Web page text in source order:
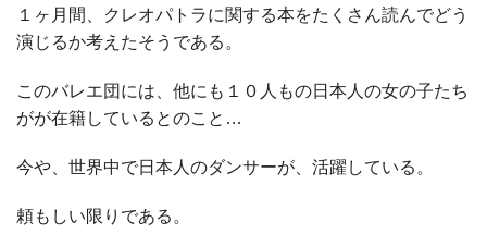
１ヶ月間、クレオパトラに関する本をたくさん読んでどう
演じるか考えたそうである。
このバレエ団には、他にも１０人もの日本人の女の子たち
がが在籍しているとのこと…
今や、世界中で日本人のダンサーが、活躍している。
頼もしい限りである。